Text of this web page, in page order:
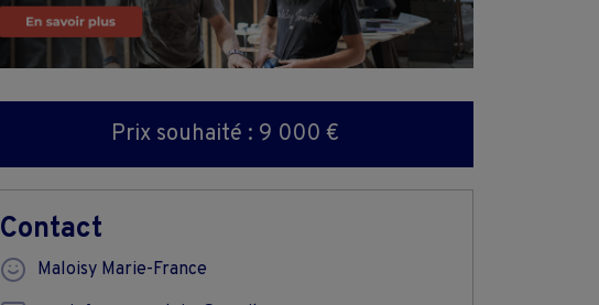
Prix souhaité : 9 000 €
Contact
Maloisy Marie-France